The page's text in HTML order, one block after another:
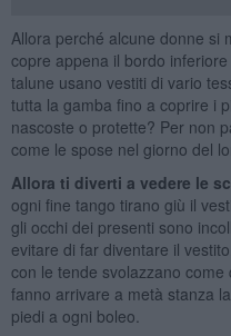
Allora perché alcune donne si
copre appena il bordo
talune usano vestiti di vario
tutta la gamba fino a coprire i
nascoste o protette? Per non
come le spose nel giorno del
Allora ti diverti a vedere le
ogni fine tango tirano giù il
gli occhi dei presenti sono
evitare di far diventare il
con le tende svolazzano
fanno arrivare a metà stanza
piedi a ogni boleo.